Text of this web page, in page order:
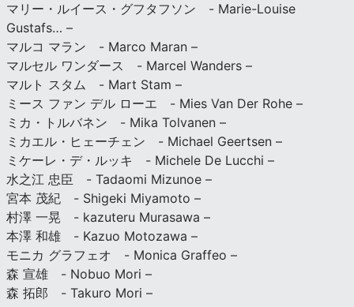
マリー・ルイース・グフタフソン - Marie-Louise
Gustafs… –
マルコ マラン - Marco Maran –
マルセル ワンダース - Marcel Wanders –
マルト スタム - Mart Stam –
ミース ファン デル ローエ - Mies Van Der Rohe –
ミカ・トルバネン - Mika Tolvanen –
ミカエル・ヒェーチェン - Michael Geertsen –
ミケーレ・デ・ルッキ - Michele De Lucchi –
水之江 忠臣 - Tadaomi Mizunoe –
宮本 茂紀 - Shigeki Miyamoto –
村澤 一晃 - kazuteru Murasawa –
本澤 和雄 - Kazuo Motozawa –
モニカ グラフェオ - Monica Graffeo –
森 宣雄 - Nobuo Mori –
森 拓郎 - Takuro Mori –